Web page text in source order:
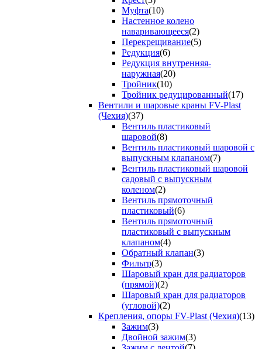
Муфта(10)
Настенное колено
наваривающееся(2)
Перекрещивание(5)
Редукция(6)
Редукция внутренняя-
наружная(20)
Тройник(10)
Тройник редуцированный(17)
Вентили и шаровые краны FV-Plast
(Чехия)(37)
Вентиль пластиковый
шаровой(8)
Вентиль пластиковый шаровой с
выпускным клапаном(7)
Вентиль пластиковый шаровой
садовый с выпускным
коленом(2)
Вентиль прямоточный
пластиковый(6)
Вентиль прямоточный
пластиковый с выпускным
клапаном(4)
Обратный клапан(3)
Фильтр(3)
Шаровый кран для радиаторов
(прямой)(2)
Шаровый кран для радиаторов
(угловой)(2)
Крепления, опоры FV-Plast (Чехия)(13)
Зажим(3)
Двойной зажим(3)